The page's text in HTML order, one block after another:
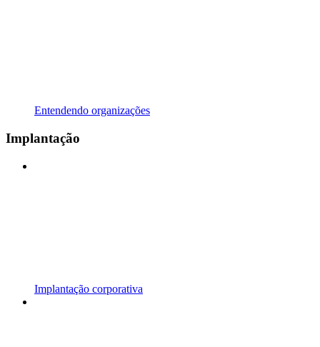
Entendendo organizações
Implantação
Implantação corporativa